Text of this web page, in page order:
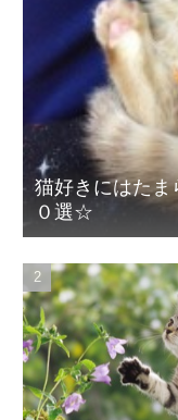
猫好きにはた
０選☆